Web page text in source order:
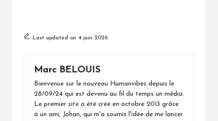
Last updated on 4 juin 2026
Marc BELOUIS
Bienvenue sur le nouveau Humanvibes depuis le
28/09/24 qui est devenu au fil du temps un média.
Le premier site a été créé en octobre 2013 grâce
à un ami, Johan, qui m'a soumis l'idée de me lancer